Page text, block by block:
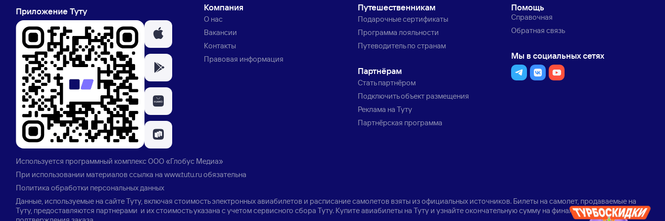
Приложение Туту Компания
О нас
Вакансии
Контакты
Правовая информация
Путешественникам
Подарочные сертификаты
Программа лояльности
Путеводитель по странам
Партнёрам
Стать партнёром
Подключить объект размещения
Реклама на Туту
Партнёрская программа
Помощь
Справочная
Обратная связь
Мы в социальных сетях
Используется программный комплексООО «Глобус Медиа»
При использовании материалов ссылка на www.tutu.ruобязательна
Политика обработки персональных данных
Данные, используемые на сайте Туту, включая стоимость электронных авиабилетов и расписание самолетов взяты из официальных источников. Билеты на самолет, продаваемые на
Туту, предоставляются партнерами и их стоимость указана с учетом сервисного сбора Туту. Купите авиабилеты на Туту и узнайте окончательную сумму на финальном шаге